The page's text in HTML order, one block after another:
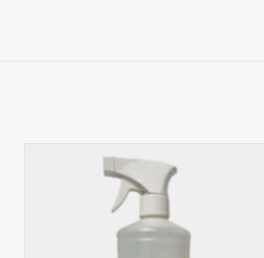
Spray Désinfectant DES 124 - 1L
AJOUTER AU PANIER